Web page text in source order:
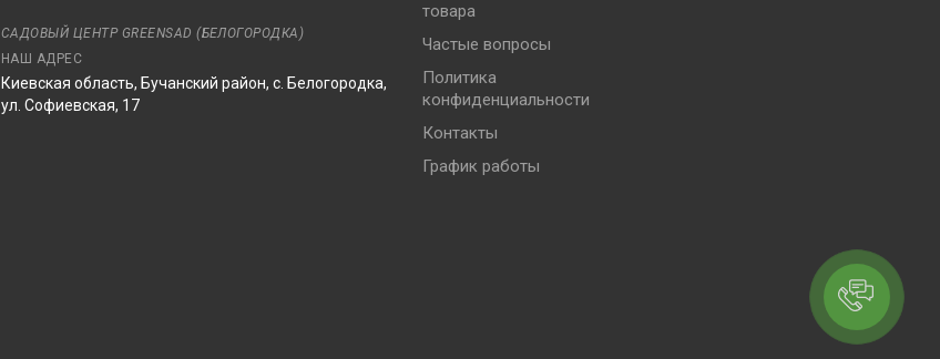
САДОВЫЙ ЦЕНТР GREENSAD (БЕЛОГОРОДКА)
НАШ АДРЕС
Киевская область, Бучанский район, с. Белогородка,
ул. Софиевская, 17
товара
Частые вопросы
Политика
конфиденциальности
Контакты
График работы